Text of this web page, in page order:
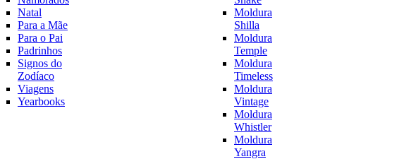
Natal
Para a Mãe
Para o Pai
Padrinhos
Signos do
Zodíaco
Viagens
Yearbooks
Moldura
Shilla
Moldura
Temple
Moldura
Timeless
Moldura
Vintage
Moldura
Whistler
Moldura
Yangra